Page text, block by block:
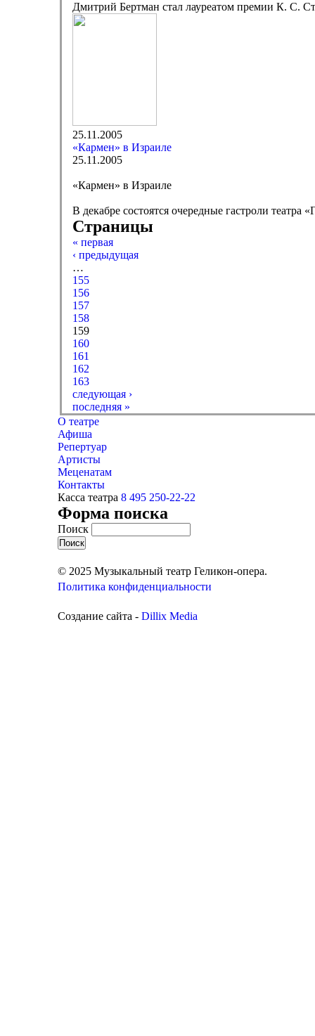
Дмитрий Бертман стал лауреатом премии К. С.
25.11.2005
«Кармен» в Израиле
25.11.2005
«Кармен» в Израиле
В декабре состоятся очередные гастроли
Страницы
« первая
‹ предыдущая
…
155
156
157
158
159
160
161
162
163
следующая ›
последняя »
О театре
Афиша
Репертуар
Артисты
Меценатам
Контакты
Касса театра 8 495 250-22-22
Форма поиска
Поиск
© 2025 Музыкальный театр Геликон-опера.
Политика конфиденциальности
Создание сайта - Dillix Media